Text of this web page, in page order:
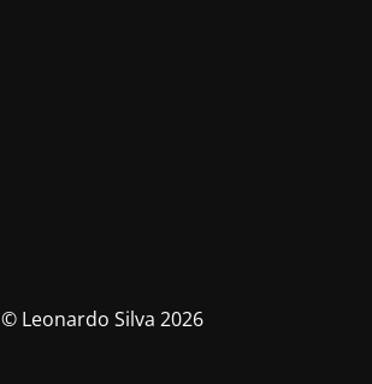
© Leonardo Silva 2026